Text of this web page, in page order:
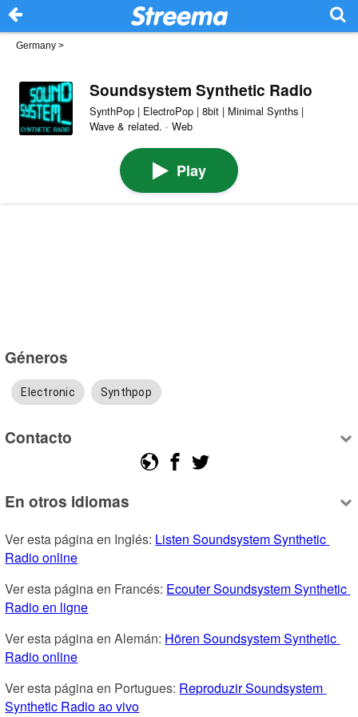
Germany >
Soundsystem Synthetic Radio
SynthPop | ElectroPop | 8bit | Minimal Synths |
Wave & related. · Web
Play
Géneros
Electronic Synthpop
Contacto
En otros idiomas
Ver esta página en Inglés: Listen Soundsystem Synthetic
Radio online
Ver esta página en Francés: Ecouter Soundsystem Synthetic
Radio en ligne
Ver esta página en Alemán: Hören Soundsystem Synthetic
Radio online
Ver esta página en Portugues: Reproduzir Soundsystem
Synthetic Radio ao vivo